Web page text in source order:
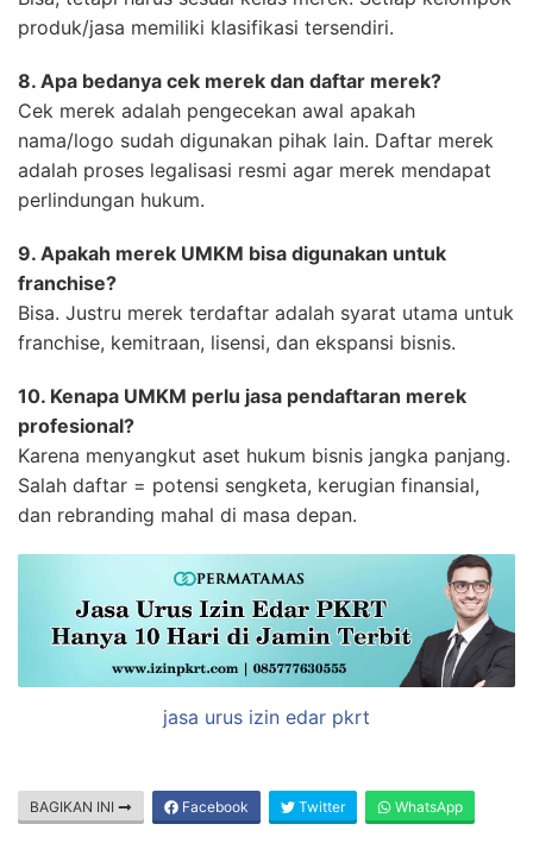
produk/jasa memiliki klasifikasi tersendiri.
8. Apa bedanya cek merek dan daftar merek?
Cek merek adalah pengecekan awal apakah
nama/logo sudah digunakan pihak lain. Daftar merek
adalah proses legalisasi resmi agar merek mendapat
perlindungan hukum.
9. Apakah merek UMKM bisa digunakan untuk
franchise?
Bisa. Justru merek terdaftar adalah syarat utama untuk
franchise, kemitraan, lisensi, dan ekspansi bisnis.
10. Kenapa UMKM perlu jasa pendaftaran merek
profesional?
Karena menyangkut aset hukum bisnis jangka panjang.
Salah daftar = potensi sengketa, kerugian finansial,
dan rebranding mahal di masa depan.
jasa urus izin edar pkrt
BAGIKAN INI Facebook Twitter WhatsApp